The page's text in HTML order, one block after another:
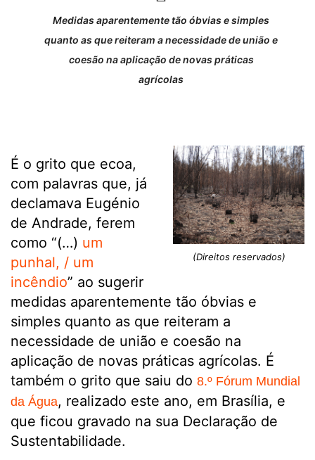
Medidas aparentemente tão óbvias e simples
quanto as que reiteram a necessidade de união e
coesão na aplicação de novas práticas
agrícolas
(Direitos reservados)
É o grito que ecoa,
com palavras que, já
declamava Eugénio
de Andrade, ferem
como “(…) um
punhal, / um
incêndio” ao sugerir
medidas aparentemente tão óbvias e
simples quanto as que reiteram a
necessidade de união e coesão na
aplicação de novas práticas agrícolas. É
também o grito que saiu do 8.º Fórum Mundial
da Água, realizado este ano, em Brasília, e
que ficou gravado na sua Declaração de
Sustentabilidade.